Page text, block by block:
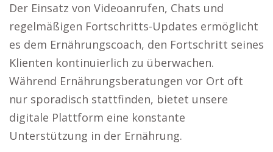
Der Einsatz von Videoanrufen, Chats und
regelmäßigen Fortschritts-Updates ermöglicht
es dem Ernährungscoach, den Fortschritt seines
Klienten kontinuierlich zu überwachen.
Während Ernährungsberatungen vor Ort oft
nur sporadisch stattfinden, bietet unsere
digitale Plattform eine konstante
Unterstützung in der Ernährung.